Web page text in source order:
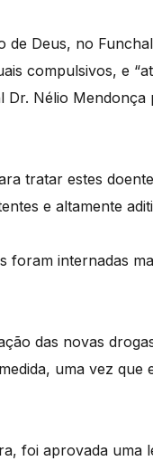
de Deus, no
compulsivos, e
Nélio Mendonça
tratar estes
e altamente
internadas
das novas
uma vez que
foi aprovada uma